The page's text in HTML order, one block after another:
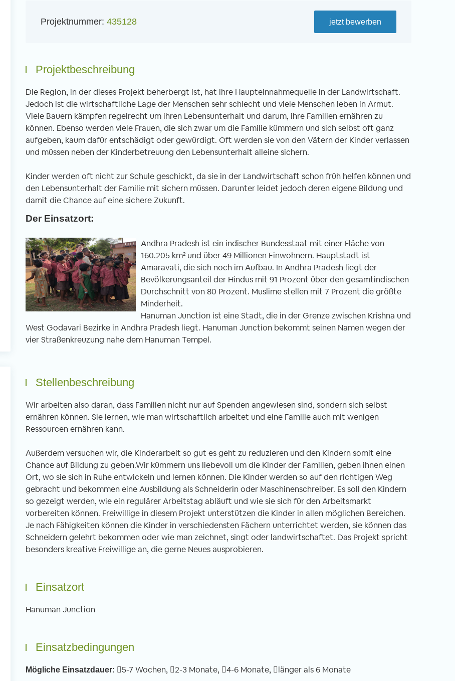
Freiwilligenarbeit in Thailand -
Unterrichten im Norden Thailands
von Imke, 02.04.2020
Von Januar bis Ende Februar half ich in
einer Schule in Uttaradit beim
Englischunterrichten mit. Direkt von
Anfang an fühlte ich mich sehr
Freiwilligen geholfen mich zu recht zu
ich nervös und gespannt. Sobald ich
herzlich begrüßt wurde. Wir
unterrichteten vor allem die 3 bis 6
Jährigen in Basic English. Dafür teilen wir
tibetischen Kloster
von Christian, 01.03.2020
Mein dreiwöchiger Freiwilligen-Einsatz
führte mich ins ferne Nepal – genauer
gesagt in ein tibetisches Kloster am
nordöstlichen Stadtrand Kathmandus.
Autos hupend an einem in ca. 5 cm
Verlieben
von Annika, 06.02.2020
Singende Frauen, die dich am Flughafen
auf der Toilette begrüßen? This is
for you! Ein Satz, den man immer wieder
Projektnummer: 435128 jetzt bewerben
Projektbeschreibung
Die Region, in der dieses Projekt beherbergt ist, hat ihre Haupteinnahmequelle in der Landwirtschaft.
Jedoch ist die wirtschaftliche Lage der Menschen sehr schlecht und viele Menschen leben in Armut.
Viele Bauern kämpfen regelrecht um ihren Lebensunterhalt und darum, ihre Familien ernähren zu
können. Ebenso werden viele Frauen, die sich zwar um die Familie kümmern und sich selbst oft ganz
aufgeben, kaum dafür entschädigt oder gewürdigt. Oft werden sie von den Vätern der Kinder verlassen
und müssen neben der Kinderbetreuung den Lebensunterhalt alleine sichern.
Kinder werden oft nicht zur Schule geschickt, da sie in der Landwirtschaft schon früh helfen können und
den Lebensunterhalt der Familie mit sichern müssen. Darunter leidet jedoch deren eigene Bildung und
damit die Chance auf eine sichere Zukunft.
Der Einsatzort:
Andhra Pradesh ist ein indischer Bundesstaat mit einer Fläche von
160.205 km² und über 49 Millionen Einwohnern. Hauptstadt ist
Amaravati, die sich noch im Aufbau. In Andhra Pradesh liegt der
Bevölkerungsanteil der Hindus mit 91 Prozent über den gesamtindischen
Durchschnitt von 80 Prozent. Muslime stellen mit 7 Prozent die größte
Minderheit.
Hanuman Junction ist eine Stadt, die in der Grenze zwischen Krishna und
West Godavari Bezirke in Andhra Pradesh liegt. Hanuman Junction bekommt seinen Namen wegen der
vier Straßenkreuzung nahe dem Hanuman Tempel.
Stellenbeschreibung
Wir arbeiten also daran, dass Familien nicht nur auf Spenden angewiesen sind, sondern sich selbst
ernähren können. Sie lernen, wie man wirtschaftlich arbeitet und eine Familie auch mit wenigen
Ressourcen ernähren kann.
Außerdem versuchen wir, die Kinderarbeit so gut es geht zu reduzieren und den Kindern somit eine
Chance auf Bildung zu geben.Wir kümmern uns liebevoll um die Kinder der Familien, geben ihnen einen
Ort, wo sie sich in Ruhe entwickeln und lernen können. Die Kinder werden so auf den richtigen Weg
gebracht und bekommen eine Ausbildung als Schneiderin oder Maschinenschreiber. Es soll den Kindern
so gezeigt werden, wie ein regulärer Arbeitstag abläuft und wie sie sich für den Arbeitsmarkt
vorbereiten können. Freiwillige in diesem Projekt unterstützen die Kinder in allen möglichen Bereichen.
Je nach Fähigkeiten können die Kinder in verschiedensten Fächern unterrichtet werden, sie können das
Schneidern gelehrt bekommen oder wie man zeichnet, singt oder landwirtschaftet. Das Projekt spricht
besonders kreative Freiwillige an, die gerne Neues ausprobieren.
Einsatzort
Hanuman Junction
Einsatzbedingungen
Mögliche Einsatzdauer: 5-7 Wochen, 2-3 Monate, 4-6 Monate, länger als 6 Monate